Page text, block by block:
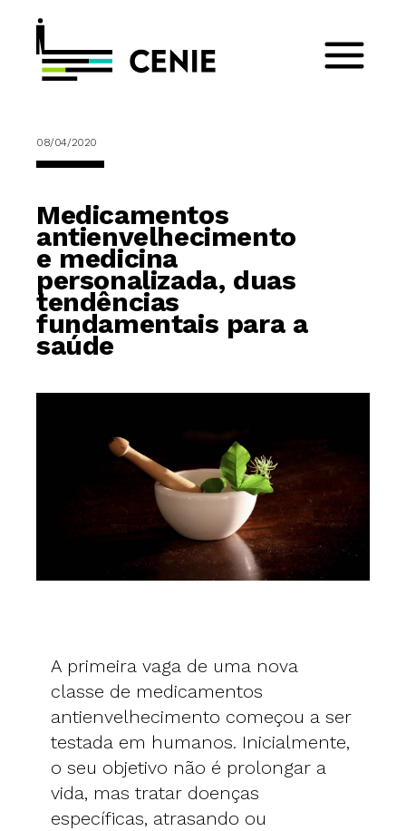
08/04/2020
Medicamentos
antienvelhecimento
e medicina
personalizada, duas
tendências
fundamentais para a
saúde
A primeira vaga de uma nova
classe de medicamentos
antienvelhecimento começou a ser
testada em humanos. Inicialmente,
o seu objetivo não é prolongar a
vida, mas tratar doenças
específicas, atrasando ou